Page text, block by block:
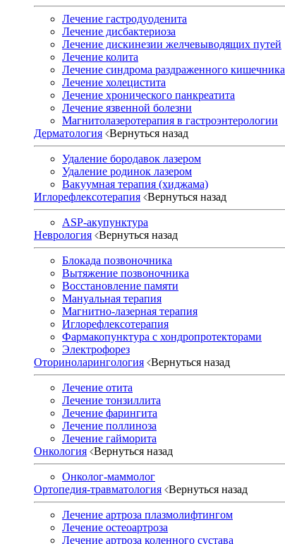
Лечение гастродуоденита
Лечение дисбактериоза
Лечение дискинезии желчевыводящих путей
Лечение колита
Лечение синдрома раздраженного кишечника
Лечение холецистита
Лечение хронического панкреатита
Лечение язвенной болезни
Магнитолазеротерапия в гастроэнтерологии
Дерматология Вернуться назад
Удаление бородавок лазером
Удаление родинок лазером
Вакуумная терапия (хиджама)
Иглорефлексотерапия Вернуться назад
ASP-акупунктура
Неврология Вернуться назад
Блокада позвоночника
Вытяжение позвоночника
Восстановление памяти
Мануальная терапия
Магнитно-лазерная терапия
Иглорефлексотерапия
Фармакопунктура с хондропротекторами
Электрофорез
Оториноларингология Вернуться назад
Лечение отита
Лечение тонзиллита
Лечение фарингита
Лечение поллиноза
Лечение гайморита
Онкология Вернуться назад
Онколог-маммолог
Ортопедия-травматология Вернуться назад
Лечение артроза плазмолифтингом
Лечение остеоартроза
Лечение артроза коленного сустава